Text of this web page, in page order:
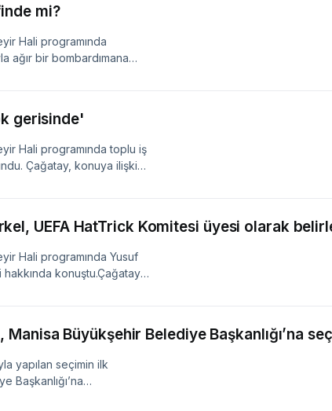
mi?
Hali programında
ağır bir bombardımana
gerisinde'
Hali programında toplu iş
Çağatay, konuya ilişkin
UEFA HatTrick Komitesi üyesi olarak
Hali programında Yusuf
konuştu.Çağatay,
Büyükşehir Belediye Başkanlığı’na
yapılan seçimin ilk
Başkanlığı’na